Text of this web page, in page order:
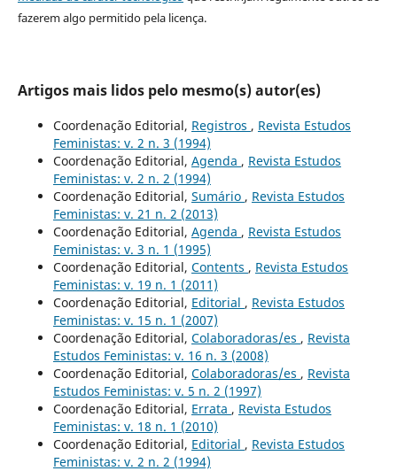
fazerem algo permitido pela licença.
Artigos mais lidos pelo mesmo(s) autor(es)
Coordenação Editorial, Registros , Revista Estudos
Feministas: v. 2 n. 3 (1994)
Coordenação Editorial, Agenda , Revista Estudos
Feministas: v. 2 n. 2 (1994)
Coordenação Editorial, Sumário , Revista Estudos
Feministas: v. 21 n. 2 (2013)
Coordenação Editorial, Agenda , Revista Estudos
Feministas: v. 3 n. 1 (1995)
Coordenação Editorial, Contents , Revista Estudos
Feministas: v. 19 n. 1 (2011)
Coordenação Editorial, Editorial , Revista Estudos
Feministas: v. 15 n. 1 (2007)
Coordenação Editorial, Colaboradoras/es , Revista
Estudos Feministas: v. 16 n. 3 (2008)
Coordenação Editorial, Colaboradoras/es , Revista
Estudos Feministas: v. 5 n. 2 (1997)
Coordenação Editorial, Errata , Revista Estudos
Feministas: v. 18 n. 1 (2010)
Coordenação Editorial, Editorial , Revista Estudos
Feministas: v. 2 n. 2 (1994)